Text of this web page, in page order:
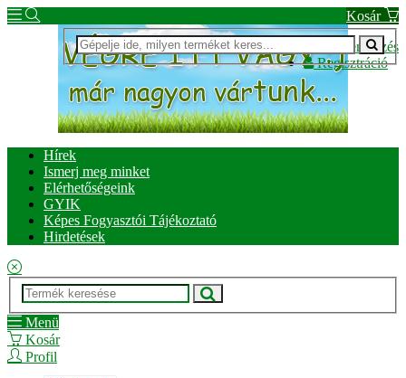
Kosár
Bejelentkezés
Regisztráció
Hírek
Ismerj meg minket
Elérhetőségeink
GYIK
Képes Fogyasztói Tájékoztató
Hirdetések
Menü
Kosár
Profil